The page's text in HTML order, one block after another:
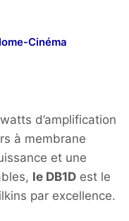
Cinéma
d’amplification
à membrane
et une
le DB1D est le
par excellence.